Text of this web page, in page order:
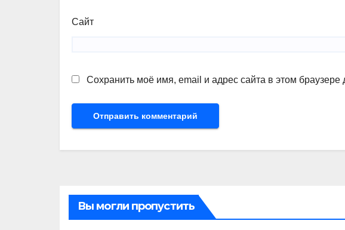
Сайт
Сохранить моё имя, email и адрес сайта в этом
Вы могли пропустить